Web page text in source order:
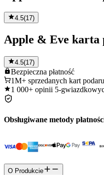
4.5(17)
Apple & Eve karta
4.5(17)
Bezpieczna płatność
1M+ sprzedanych kart
1 000+ opinii 5-
Obsługiwane metody
O Produkcie